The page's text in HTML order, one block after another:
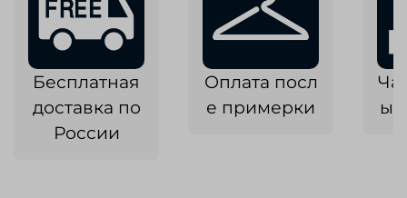
Бесплатная
доставка по
России
Оплата посл
е примерки